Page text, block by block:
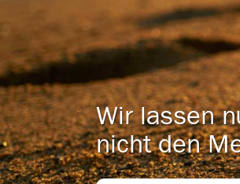
Wir lassen
nicht den